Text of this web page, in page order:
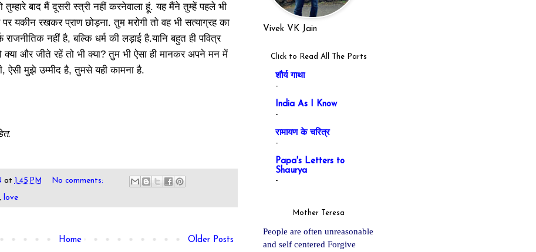
तुम्हारे बाद मैं दूसरी स्त्री नहीं करनेवाला हूं. यह मैंने तुम्हें पहले भी
यकीन रखकर प्राण छोड़ना. तुम मरोगी तो वह भी सत्याग्रह का
राजनीतिक नहीं है, बल्कि धर्म की लड़ाई है.यानि बहुत ही पवित्र
क्या और जीते रहें तो भी क्या? तुम भी ऐसा ही मानकर अपने मन में
ऐसी मुझे उम्मीद है, तुमसे यही कामना है.
at 1:45 PM No comments:
, love
Older Posts
Home
Vivek VK Jain
Click to Read All The Parts
शौर्य गाथा
-
India As I Know
-
रामायण के चरित्र
-
Papa's Letters to
Shaurya
-
Mother Teresa
People are often unreasonable
and self centered Forgive